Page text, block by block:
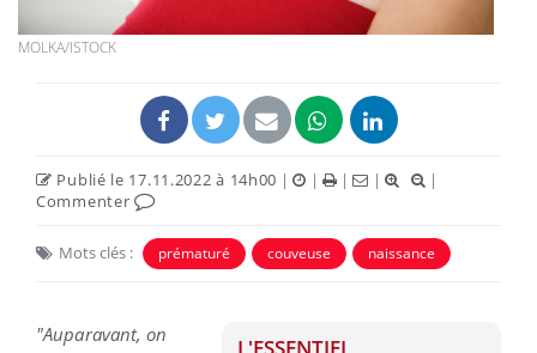
MOLKA/ISTOCK
Publié le 17.11.2022 à 14h00 | | | |
|
Commenter
Mots clés : prématuré couveuse naissance
L'ESSENTIEL
"Auparavant, on